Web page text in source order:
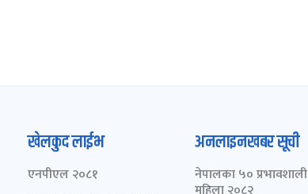
खेलकुद लाईभ
एनपीएल २०८१
अनलाइनखबर सूची
नेपालका ५० प्रभावशाली